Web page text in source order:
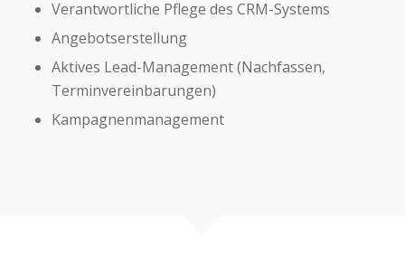
Verantwortliche Pflege des CRM-Systems
Angebotserstellung
Aktives Lead-Management (Nachfassen,
Terminvereinbarungen)
Kampagnenmanagement